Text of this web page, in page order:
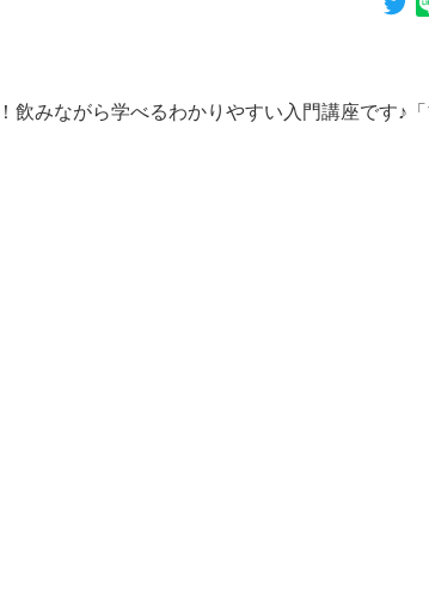
飲みながら学べるわかりやすい入門講座です♪